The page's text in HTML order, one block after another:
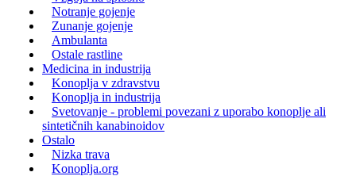
Notranje gojenje
Zunanje gojenje
Ambulanta
Ostale rastline
Medicina in industrija
Konoplja v zdravstvu
Konoplja in industrija
Svetovanje - problemi povezani z uporabo konoplje ali
sintetičnih kanabinoidov
Ostalo
Nizka trava
Konoplja.org